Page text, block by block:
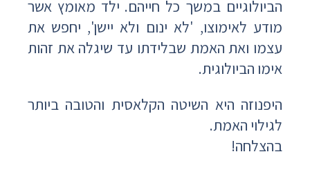
הביולוגיים במשך כל חייהם. ילד מאומץ אשר
מודע לאימוצו, 'לא ינום ולא יישן', יחפש את
עצמו ואת האמת שבלידתו עד שיגלה את זהות
אימו הביולוגית.
היפנוזה היא השיטה הקלאסית והטובה ביותר
לגילוי האמת.
בהצלחה!